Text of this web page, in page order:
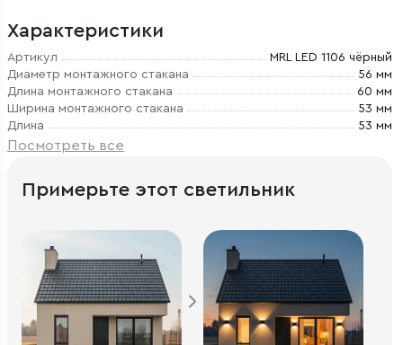
Характеристики
Артикул
MRL LED 1106 чёрный
Диаметр монтажного стакана
56 мм
Длина монтажного стакана
60 мм
Ширина монтажного стакана
53 мм
Длина
53 мм
Посмотреть все
Примерьте этот светильник